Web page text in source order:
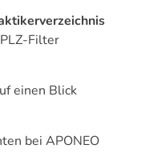
Filter
einen Blick
bei APONEO